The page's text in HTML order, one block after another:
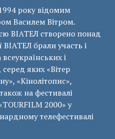
року відомим
Василем Вітром.
ВІАТЕЛ створено понад
ВІАТЕЛ брали участь і
і
яких «Вітер
«Кінолітопис»,
на фестивалі
2000» у
телефестивалі